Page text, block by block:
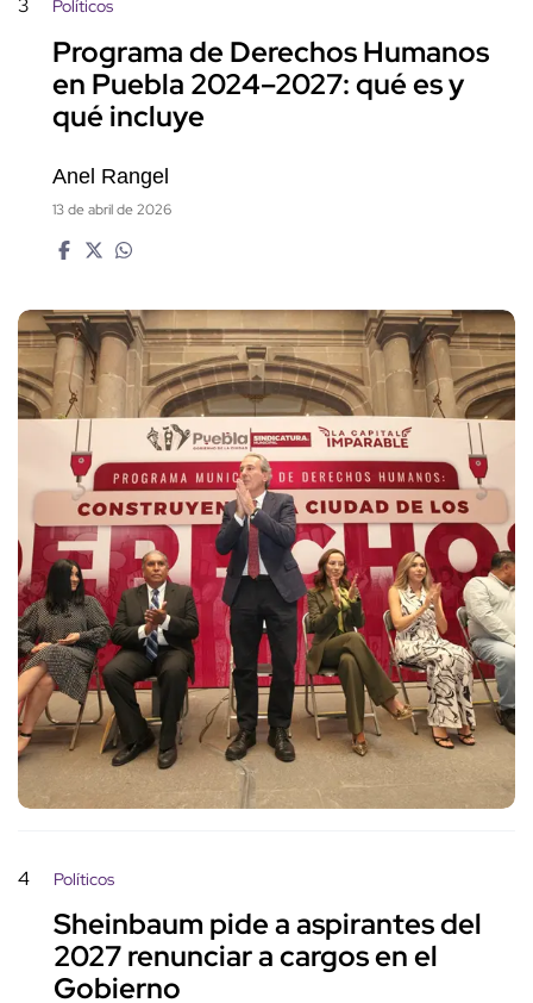
3 Políticos
Programa de Derechos Humanos
en Puebla 2024–2027: qué es y
qué incluye
Anel Rangel
13 de abril de 2026
4 Políticos
Sheinbaum pide a aspirantes del
2027 renunciar a cargos en el
Gobierno